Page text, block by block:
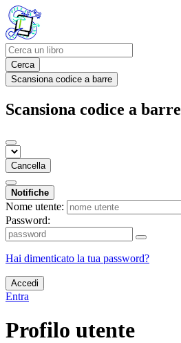
Cerca
Scansiona codice a barre
Scansiona codice a barre
Cancella
Notifiche
Nome utente:
Password:
Hai dimenticato la tua password?
Accedi
Entra
Profilo utente